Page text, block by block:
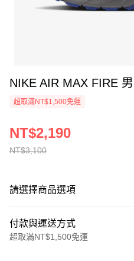
NIKE AIR MAX FIRE
超取滿NT$1,500免運
NT$3,100
NT$2,190
請選擇商品選項
付款與運送方式
超取滿NT$1,500免運